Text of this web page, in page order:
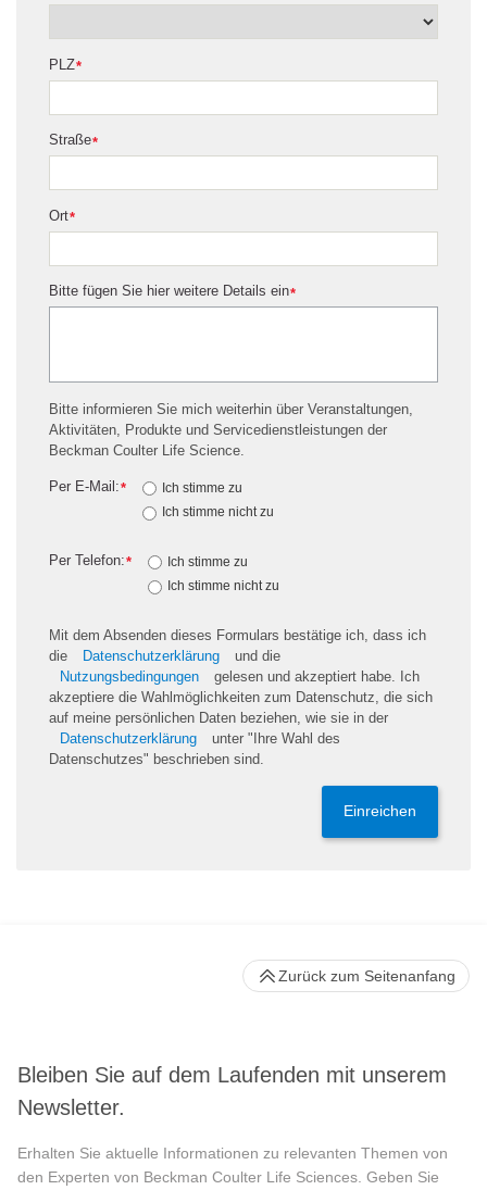
*
PLZ
*
Straße
*
Ort
*
Bitte fügen Sie hier weitere Details ein
Bitte informieren Sie mich weiterhin über Veranstaltungen,
Aktivitäten, Produkte und Servicedienstleistungen der
Beckman Coulter Life Science.
*
Per E-Mail:
Ich stimme zu
Ich stimme nicht zu
*
Per Telefon:
Ich stimme zu
Ich stimme nicht zu
Mit dem Absenden dieses Formulars bestätige ich, dass ich
die
Datenschutzerklärung
und die
Nutzungsbedingungen
gelesen und akzeptiert habe. Ich
akzeptiere die Wahlmöglichkeiten zum Datenschutz, die sich
auf meine persönlichen Daten beziehen, wie sie in der
Datenschutzerklärung
unter "Ihre Wahl des
Datenschutzes" beschrieben sind.
Einreichen
Bleiben Sie auf dem Laufenden mit unserem
Newsletter.
Erhalten Sie aktuelle Informationen zu relevanten Themen von
den Experten von Beckman Coulter Life Sciences. Geben Sie
Zurück zum Seitenanfang